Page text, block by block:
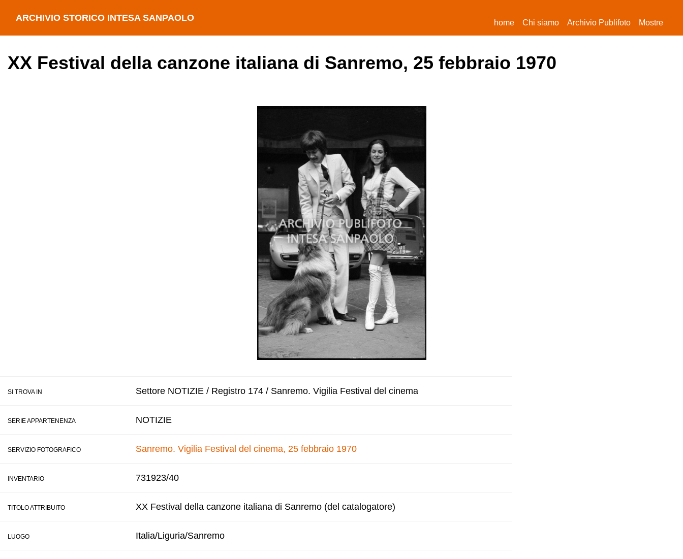
ARCHIVIO STORICO INTESA SANPAOLO home(current)
Chi siamo Archivio Publifoto Mostre
XX Festival della canzone italiana di Sanremo, 25 febbraio 1970
SI TROVA IN Settore NOTIZIE / Registro 174 / Sanremo. Vigilia Festival del cinema
SERIE APPARTENENZA NOTIZIE
SERVIZIO FOTOGRAFICO Sanremo. Vigilia Festival del cinema, 25 febbraio 1970
INVENTARIO 731923/40
TITOLO ATTRIBUITO XX Festival della canzone italiana di Sanremo (del catalogatore)
LUOGO Italia/Liguria/Sanremo